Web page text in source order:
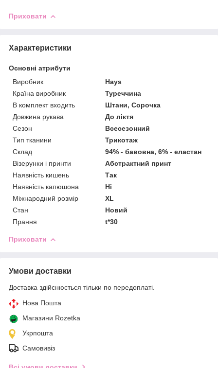
Приховати
Характеристики
Основні атрибути
Виробник
Hays
Країна виробник
Туреччина
В комплект входить
Штани, Сорочка
Довжина рукава
До ліктя
Сезон
Всесезонний
Тип тканини
Трикотаж
Склад
94% - бавовна, 6% - еластан
Візерунки і принти
Абстрактний принт
Наявність кишень
Так
Наявність капюшона
Ні
Міжнародний розмір
XL
Стан
Новий
Прання
t*30
Приховати
Умови доставки
Доставка здійснюється тільки по передоплаті.
Нова Пошта
Магазини Rozetka
Укрпошта
Самовивіз